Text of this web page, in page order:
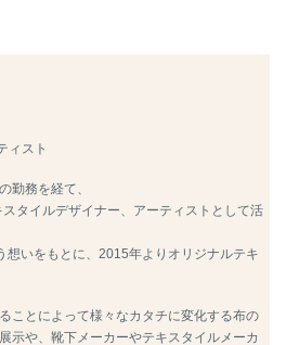
ィスト
勤務を経て、
タイルデザイナー、アーティストとして活
想いをもとに、2015年よりオリジナルテキ
ことによって様々なカタチに変化する布の
示や、靴下メーカーやテキスタイルメーカ